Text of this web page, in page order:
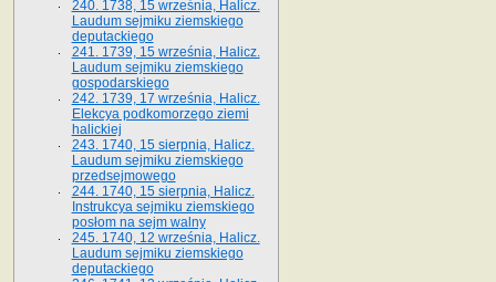
240. 1738, 15 września, Halicz.
Laudum sejmiku ziemskiego
deputackiego
241. 1739, 15 września, Halicz.
Laudum sejmiku ziemskiego
gospodarskiego
242. 1739, 17 września, Halicz.
Elekcya podkomorzego ziemi
halickiej
243. 1740, 15 sierpnia, Halicz.
Laudum sejmiku ziemskiego
przedsejmowego
244. 1740, 15 sierpnia, Halicz.
Instrukcya sejmiku ziemskiego
posłom na sejm walny
245. 1740, 12 września, Halicz.
Laudum sejmiku ziemskiego
deputackiego